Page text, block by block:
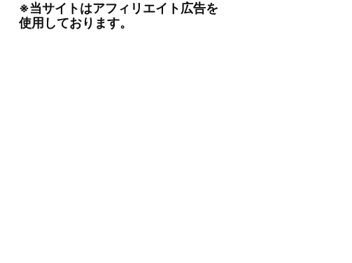
※当サイトはアフィリエイト広告を
使用しております。